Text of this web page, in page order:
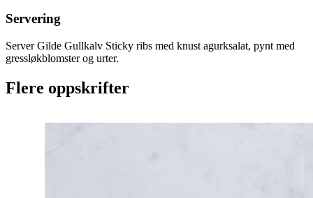
Servering
Server Gilde Gullkalv Sticky ribs med knust agurksalat, pynt med
gressløkblomster og urter.
Flere oppskrifter